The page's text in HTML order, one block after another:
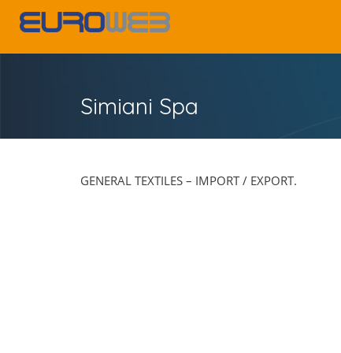
Simiani Spa
GENERAL TEXTILES – IMPORT / EXPORT.